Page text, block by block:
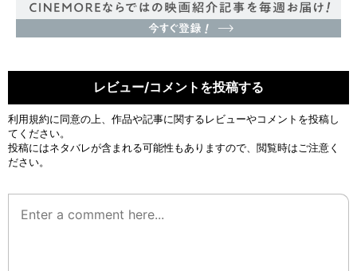
レビュー/コメントを投稿する
利用規約に同意の上、作品や記事に関するレビューやコメントを投稿し
てください。
投稿にはネタバレが含まれる可能性もありますので、閲覧時はご注意く
ださい。